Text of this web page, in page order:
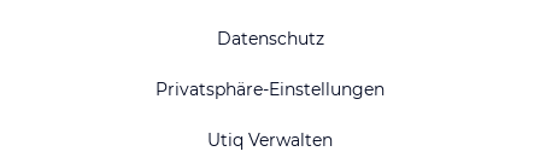
Datenschutz
Privatsphäre-Einstellungen
Utiq Verwalten